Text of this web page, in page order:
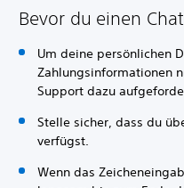
Bevor du einen
Um deine persönlichen
Zahlungsinformationen
Support dazu
Stelle sicher, dass du
verfügst.
Wenn das